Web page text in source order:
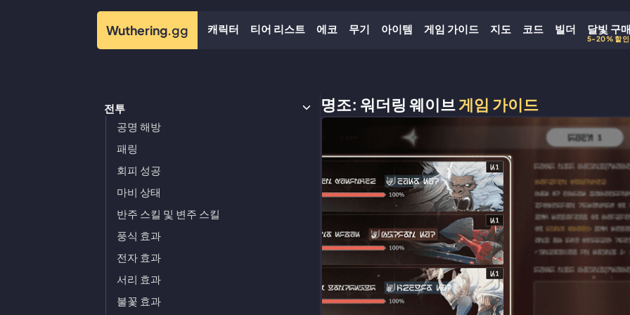
Wuthering.gg 캐릭터 티어 리스트 에코 무기 아이템 게임 가이드 지도 코드 빌더 달빛 구
5-20% 할인
전투
공명 해방
패링
회피 성공
마비 상태
반주 스킬 및 변주 스킬
풍식 효과
전자 효과
서리 효과
불꽃 효과
명조: 워더링 웨이브게임 가이드